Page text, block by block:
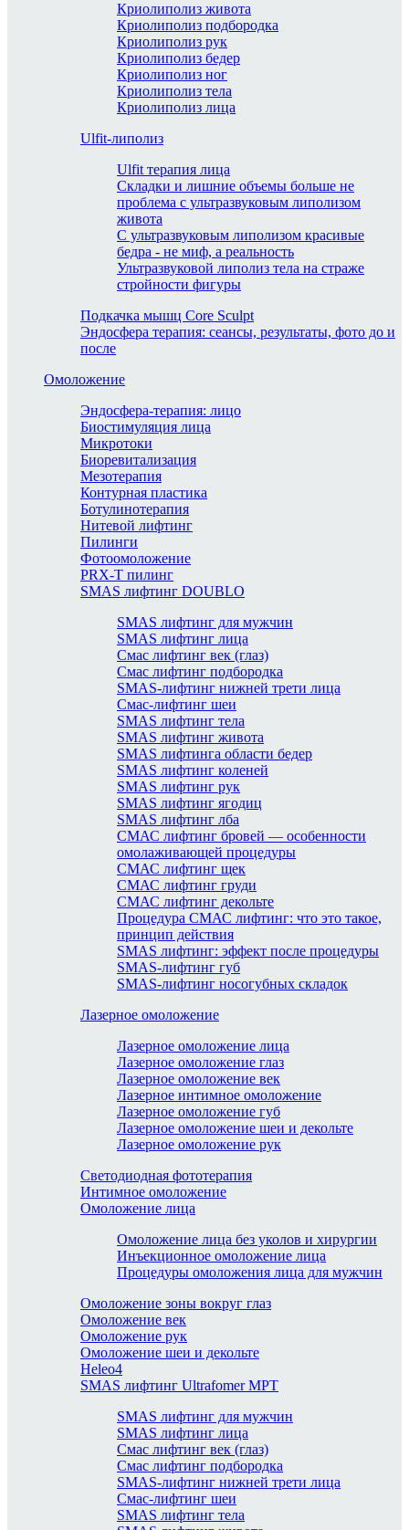
Криолиполиз живота
Криолиполиз подбородка
Криолиполиз рук
Криолиполиз бедер
Криолиполиз ног
Криолиполиз тела
Криолиполиз лица
Ulfit-липолиз
Ulfit терапия лица
Складки и лишние объемы больше не
проблема с ультразвуковым липолизом
живота
С ультразвуковым липолизом красивые
бедра - не миф, а реальность
Ультразвуковой липолиз тела на страже
стройности фигуры
Подкачка мышц Core Sculpt
Эндосфера терапия: сеансы, результаты, фото до и
после
Омоложение
Эндосфера-терапия: лицо
Биостимуляция лица
Микротоки
Биоревитализация
Мезотерапия
Контурная пластика
Ботулинотерапия
Нитевой лифтинг
Пилинги
Фотоомоложение
PRX-T пилинг
SMAS лифтинг DOUBLO
SMAS лифтинг для мужчин
SMAS лифтинг лица
Смас лифтинг век (глаз)
Смас лифтинг подбородка
SMAS-лифтинг нижней трети лица
Смас-лифтинг шеи
SMAS лифтинг тела
SMAS лифтинг живота
SMAS лифтинга области бедер
SMAS лифтинг коленей
SMAS лифтинг рук
SMAS лифтинг ягодиц
SMAS лифтинг лба
СМАС лифтинг бровей — особенности
омолаживающей процедуры
СМАС лифтинг щек
СМАС лифтинг груди
СМАС лифтинг декольте
Процедура СМАС лифтинг: что это такое,
принцип действия
SMAS лифтинг: эффект после процедуры
SMAS-лифтинг губ
SMAS-лифтинг носогубных складок
Лазерное омоложение
Лазерное омоложение лица
Лазерное омоложение глаз
Лазерное омоложение век
Лазерное интимное омоложение
Лазерное омоложение губ
Лазерное омоложение шеи и декольте
Лазерное омоложение рук
Светодиодная фототерапия
Интимное омоложение
Омоложение лица
Омоложение лица без уколов и хирургии
Инъекционное омоложение лица
Процедуры омоложения лица для мужчин
Омоложение зоны вокруг глаз
Омоложение век
Омоложение рук
Омоложение шеи и декольте
Heleo4
SMAS лифтинг Ultrafomer MPT
SMAS лифтинг для мужчин
SMAS лифтинг лица
Смас лифтинг век (глаз)
Смас лифтинг подбородка
SMAS-лифтинг нижней трети лица
Смас-лифтинг шеи
SMAS лифтинг тела